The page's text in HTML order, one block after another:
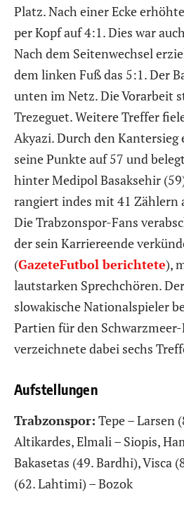
Platz. Nach einer Ecke
per Kopf auf 4:1. Dies war
Nach dem Seitenwechsel
dem linken Fuß das 5:1. Der
unten im Netz. Die Vorarbeit
Trezeguet. Weitere Treffer
Akyazi. Durch den
seine Punkte auf 57 und
hinter Medipol Basaksehir
rangiert indes mit 41 Zählern
Die Trabzonspor-Fans
der sein Karriereende
(GazeteFutbol berichtete),
lautstarken Sprechchören.
slowakische Nationalspieler
Partien für den
verzeichnete dabei sechs
Aufstellungen
Trabzonspor: Tepe – Larsen
Altikardes, Elmali – Siopis,
Bakasetas (49. Bardhi), Visca
(62. Lahtimi) – Bozok